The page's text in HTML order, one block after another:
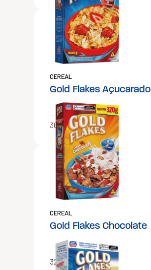
CEREAL
Gold Flakes Açucarado
300g e 500g
CEREAL
Gold Flakes Chocolate
320g